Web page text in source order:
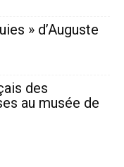
» d’Auguste
des
au musée de